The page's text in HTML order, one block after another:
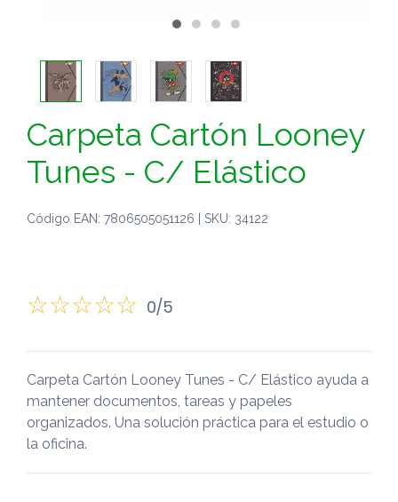
Carpeta Cartón Looney
Tunes - C/ Elástico
Código EAN: 7806505051126 | SKU: 34122
0/5
Carpeta Cartón Looney Tunes - C/ Elástico ayuda a
mantener documentos, tareas y papeles
organizados. Una solución práctica para el estudio o
la oficina.